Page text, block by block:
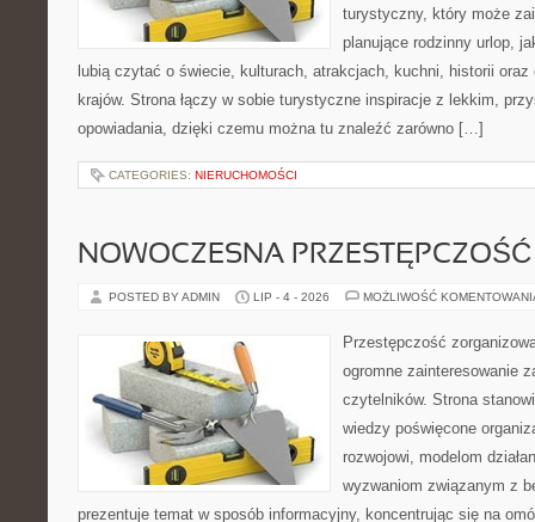
turystyczny, który może
planujące rodzinny urlop,
lubią czytać o świecie, kulturach, atrakcjach, kuchni, historii
krajów. Strona łączy w sobie turystyczne inspiracje z lekkim,
opowiadania, dzięki czemu można tu znaleźć zarówno […]
CATEGORIES: NIERUCHOMOŚCI
NOWOCZESNA PRZESTĘPCZOŚĆ
POSTED BY ADMIN LIP - 4 - 2026 MOŻLIWOŚĆ
Przestępczość
ogromne zainteresowanie
czytelników. Strona
wiedzy poświęcone
rozwojowi, modelom
wyzwaniom związanym z
prezentuje temat w sposób informacyjny, koncentrując się na